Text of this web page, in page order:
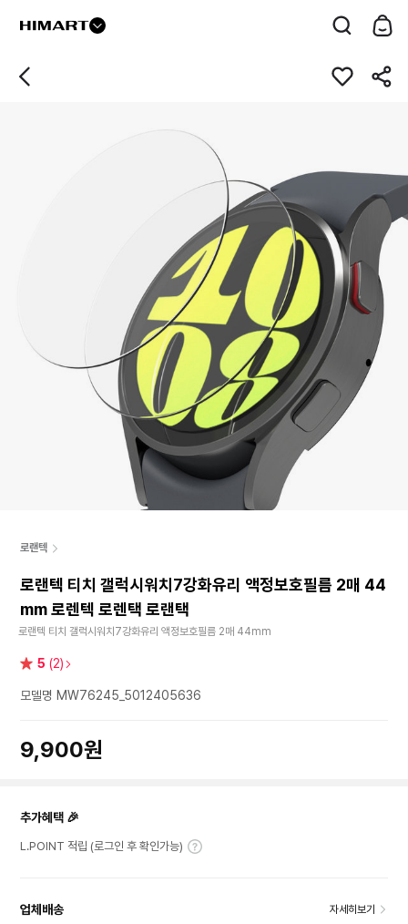
로랜텍
로랜텍 티치 갤럭시워치7강화유리 액정보호필름 2매 44
mm 로렌텍 로렌택 로랜택
로랜텍 티치 갤럭시워치7강화유리 액정보호필름 2매 44mm
별 5 (2)
모델명 MW76245_5012405636
9,900원
추가혜택 🎉
L.POINT 적립 (로그인 후 확인가능)
업체배송 자세히보기